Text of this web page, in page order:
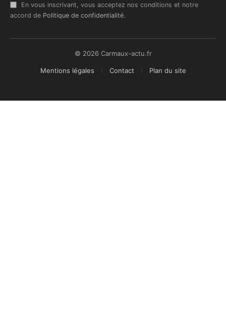
En vous inscrivant, vous acceptez nos conditions et notre
accord de Politique de confidentialité.
© 2026 Carmaux-actu.fr
Mentions légales Contact Plan du site